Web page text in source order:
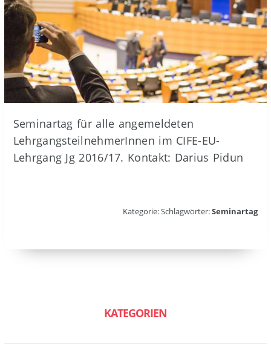
Seminartag für alle angemeldeten
LehrgangsteilnehmerInnen im CIFE-EU-
Lehrgang Jg 2016/17. Kontakt: Darius Pidun
Kategorie: Schlagwörter:Seminartag
KATEGORIEN